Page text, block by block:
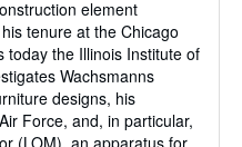
element
tenure at the Chicago
today the Illinois Institute of
Wachsmanns
designs, his
Force, and, in particular,
(LOM), an apparatus for